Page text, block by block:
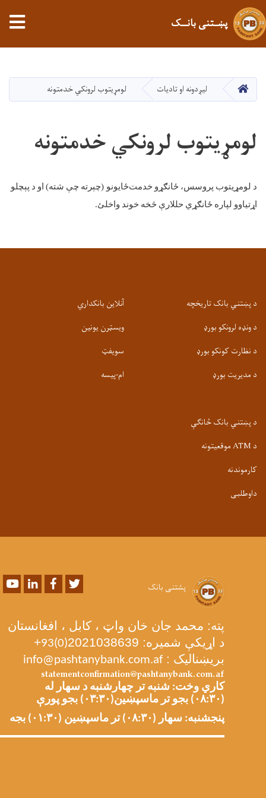
دانګل
پښـتنی بانــک
کور لیږدونه او تادیات لومړیتوب لرونکي خدمتونه
لومړیتوب لرونکي خدمتونه
د لومړیتوب پروسس، ځانګړو خدمتځایونو (چېرته چې شته) او د پېچلو
اړتیاوو لپاره ځانګړي حللارې څخه خوند واخلئ.
د پښتني بانک تاریخچه
د ونډه لرونکو بورډ
د نظارت کونکو بورډ
د مدیریت بورډ
آنلاین بانکداري
ویسټرن یونین
سویفټ
ام-پيسه
د پښتني بانک څانګې
د ATM موقعیتونه
کارموندنه
داوطلبی
پشتنی بانک YoutubeLinkedInFacebook
پته: محمد جان خان واټ ، کابل ، افغانستان
د اړیکې شمیره: 2021038639
93(0)
+
بریښنالیک :info@pashtanybank.com.af
statementconfirmation@pashtanybank.com.af
کاري وخت: شنبه تر چهارشنبه د سهار له
(۰۸:۳۰) بجو تر ماسپښین(۰۳:۳۰) بجو پورې
پنجشنبه: سهار (۰۸:۳۰) تر ماسپښین (۰۱:۳۰) بجه